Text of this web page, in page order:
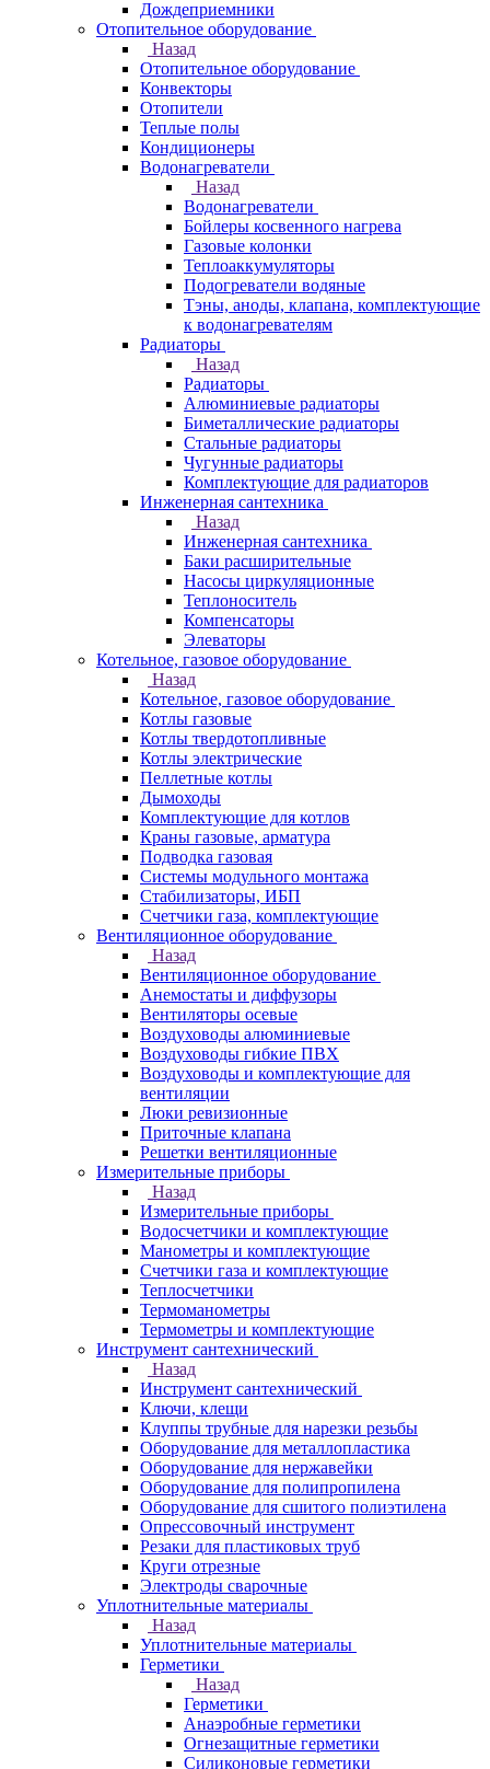
Дождеприемники
Отопительное оборудование
Назад
Отопительное оборудование
Конвекторы
Отопители
Теплые полы
Кондиционеры
Водонагреватели
Назад
Водонагреватели
Бойлеры косвенного нагрева
Газовые колонки
Теплоаккумуляторы
Подогреватели водяные
Тэны, аноды, клапана, комплектующие
к водонагревателям
Радиаторы
Назад
Радиаторы
Алюминиевые радиаторы
Биметаллические радиаторы
Стальные радиаторы
Чугунные радиаторы
Комплектующие для радиаторов
Инженерная сантехника
Назад
Инженерная сантехника
Баки расширительные
Насосы циркуляционные
Теплоноситель
Компенсаторы
Элеваторы
Котельное, газовое оборудование
Назад
Котельное, газовое оборудование
Котлы газовые
Котлы твердотопливные
Котлы электрические
Пеллетные котлы
Дымоходы
Комплектующие для котлов
Краны газовые, арматура
Подводка газовая
Системы модульного монтажа
Стабилизаторы, ИБП
Счетчики газа, комплектующие
Вентиляционное оборудование
Назад
Вентиляционное оборудование
Анемостаты и диффузоры
Вентиляторы осевые
Воздуховоды алюминиевые
Воздуховоды гибкие ПВХ
Воздуховоды и комплектующие для
вентиляции
Люки ревизионные
Приточные клапана
Решетки вентиляционные
Измерительные приборы
Назад
Измерительные приборы
Водосчетчики и комплектующие
Манометры и комплектующие
Счетчики газа и комплектующие
Теплосчетчики
Термоманометры
Термометры и комплектующие
Инструмент сантехнический
Назад
Инструмент сантехнический
Ключи, клещи
Клуппы трубные для нарезки резьбы
Оборудование для металлопластика
Оборудование для нержавейки
Оборудование для полипропилена
Оборудование для сшитого полиэтилена
Опрессовочный инструмент
Резаки для пластиковых труб
Круги отрезные
Электроды сварочные
Уплотнительные материалы
Назад
Уплотнительные материалы
Герметики
Назад
Герметики
Анаэробные герметики
Огнезащитные герметики
Силиконовые герметики